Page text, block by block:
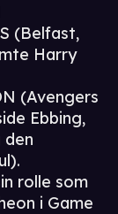
(Belfast,
Harry
(Avengers
Ebbing,
den
rolle som
i Game